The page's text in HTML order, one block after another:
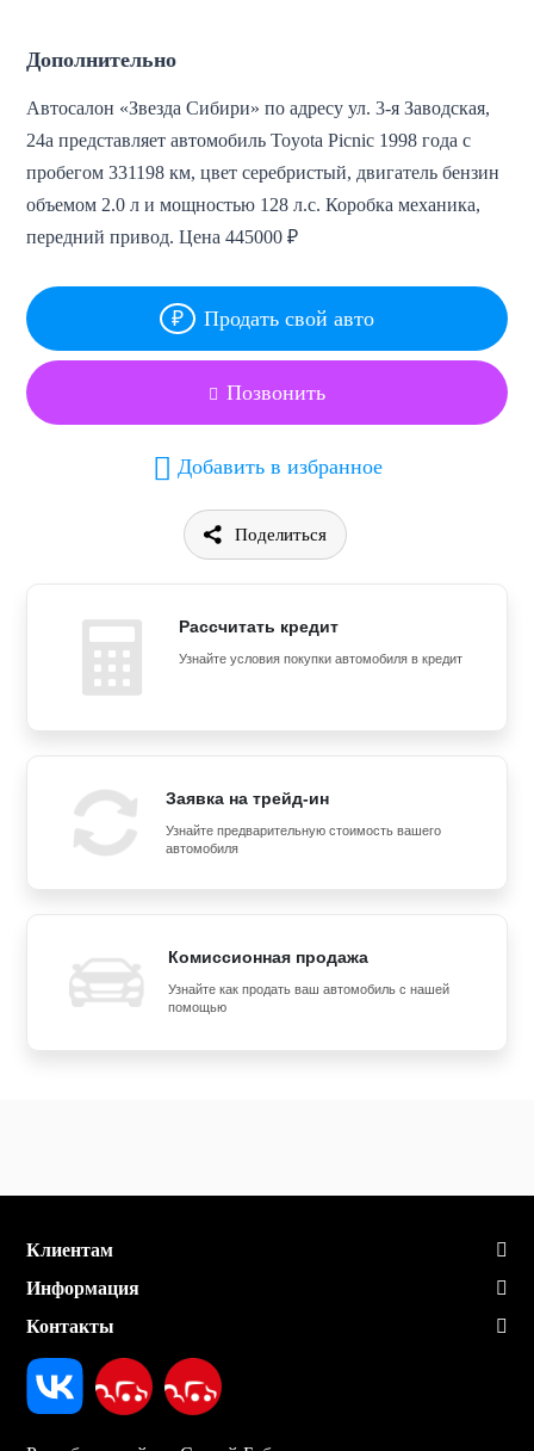
Дополнительно
Автосалон «Звезда Сибири» по адресу ул. 3-я Заводская,
24а представляет автомобиль Toyota Picnic 1998 года с
пробегом 331198 км, цвет серебристый, двигатель бензин
объемом 2.0 л и мощностью 128 л.с. Коробка механика,
передний привод. Цена 445000 ₽
Продать свой авто
Позвонить
Добавить в избранное
Поделиться
Рассчитать кредит
Узнайте условия покупки автомобиля в кредит
Заявка на трейд-ин
Узнайте предварительную стоимость вашего
автомобиля
Комиссионная продажа
Узнайте как продать ваш автомобиль с нашей
помощью
Клиентам
Информация
Контакты